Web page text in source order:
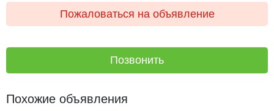
Пожаловаться на объявление
Позвонить
Похожие объявления